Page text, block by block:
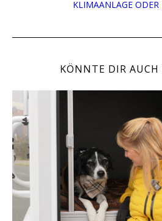
KLIMAANLAGE ODER
KÖNNTE DIR AUCH